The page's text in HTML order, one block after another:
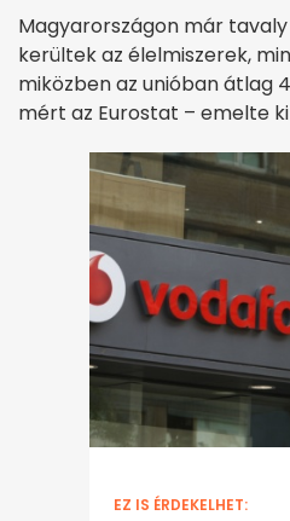
Magyarországon már
kerültek az élelmiszerek,
miközben az unióban átlag
mért az Eurostat – emelte ki
EZ IS ÉRDEKELHET: